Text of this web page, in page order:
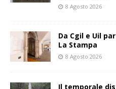
8 Agosto 2026
Da Cgil e Uil
La Stampa
8 Agosto 2026
Il temporale